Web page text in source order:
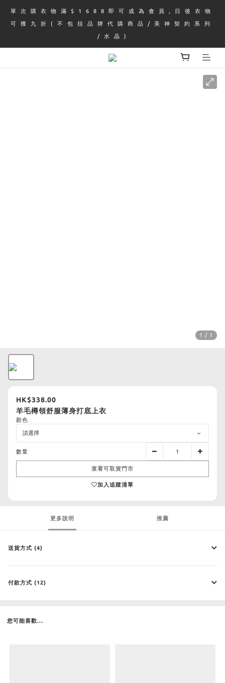
單 次 購 衣 物 滿 $ 1 6 8 8 即 可 成 為 會 員 , 日 後 衣 物
可 獲 九 折 ( 不 包 括 品 牌 代 購 商 品 / 美 神 契 約 系 列
/ 水 晶 )
1 / 1
HK$338.00
羊毛樽領舒服薄身打底上衣
顏色
數量
查看可取貨門市
加入追蹤清單
更多說明 推薦
送貨方式 (4)
付款方式 (12)
您可能喜歡...